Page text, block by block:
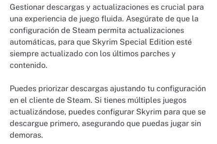
Gestionar descargas y actualizaciones es crucial para
una experiencia de juego fluida. Asegúrate de que la
configuración de Steam permita actualizaciones
automáticas, para que Skyrim Special Edition esté
siempre actualizado con los últimos parches y
contenido.
Puedes priorizar descargas ajustando tu configuración
en el cliente de Steam. Si tienes múltiples juegos
actualizándose, puedes configurar Skyrim para que se
descargue primero, asegurando que puedas jugar sin
demoras.